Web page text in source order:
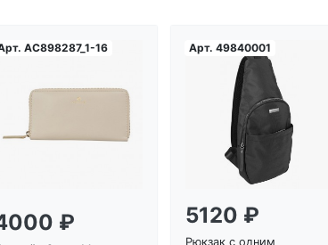
AC898287_1-16
₽
Арт. 49840001
5120 ₽
Рюкзак с одним